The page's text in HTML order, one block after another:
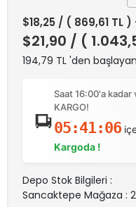
$18,25 / ( 869,61 TL )
$21,90 / (
194,79 TL 'den
Saat 16:00'a
KARGO!
05:41:06
Kargoda !
Depo Stok Bilgileri :
Sancaktepe Mağaza :